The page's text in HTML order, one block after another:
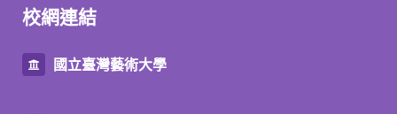
校網連結
國立臺灣藝術大學